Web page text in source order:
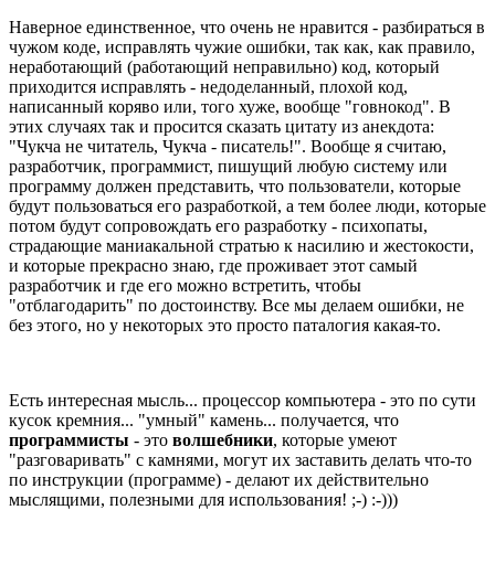
Наверное единственное, что очень не нравится - разбираться в
чужом коде, исправлять чужие ошибки, так как, как правило,
неработающий (работающий неправильно) код, который
приходится исправлять - недоделанный, плохой код,
написанный коряво или, того хуже, вообще "говнокод". В
этих случаях так и просится сказать цитату из анекдота:
"Чукча не читатель, Чукча - писатель!". Вообще я считаю,
разработчик, программист, пишущий любую систему или
программу должен представить, что пользователи, которые
будут пользоваться его разработкой, а тем более люди, которые
потом будут сопровождать его разработку - психопаты,
страдающие маниакальной стратью к насилию и жестокости,
и которые прекрасно знаю, где проживает этот самый
разработчик и где его можно встретить, чтобы
"отблагодарить" по достоинству. Все мы делаем ошибки, не
без этого, но у некоторых это просто паталогия какая-то.
Есть интересная мысль... процессор компьютера - это по сути
кусок кремния... "умный" камень... получается, что
программисты - это волшебники, которые умеют
"разговаривать" с камнями, могут их заставить делать что-то
по инструкции (программе) - делают их действительно
мыслящими, полезными для использования! ;-) :-)))